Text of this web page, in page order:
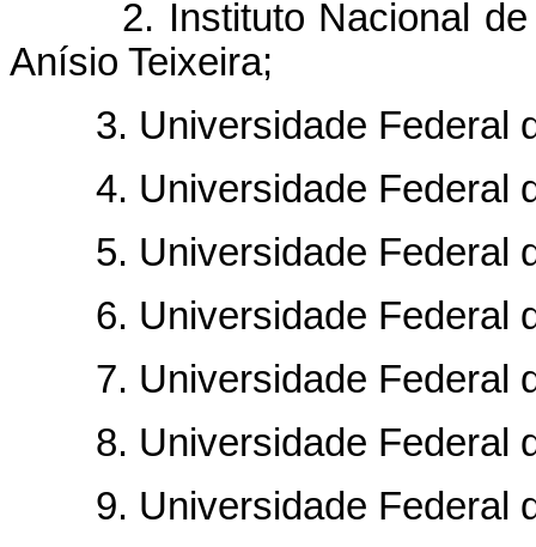
2. Instituto Nacional de
Anísio Teixeira;
3. Universidade Federal
4. Universidade Federal
5. Universidade Federal
6. Universidade Federal
7. Universidade Federal
8. Universidade Federal
9. Universidade Federal